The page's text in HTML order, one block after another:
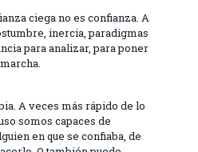
ciega no es confianza. A
inercia, paradigmas
para analizar, para poner
A veces más rápido de lo
somos capaces de
en que se confiaba, de